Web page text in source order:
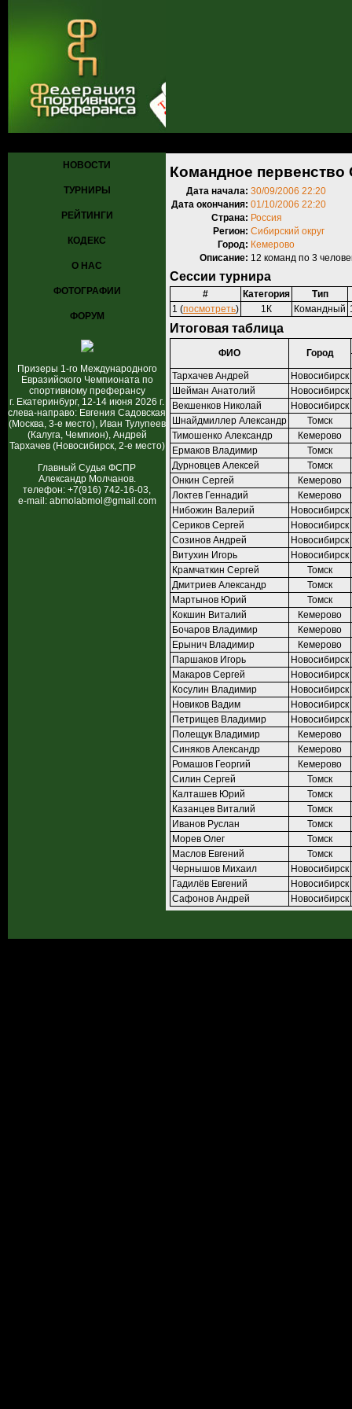
НОВОСТИ
ТУРНИРЫ
РЕЙТИНГИ
КОДЕКС
О НАС
ФОТОГРАФИИ
ФОРУМ
Призеры 1-го Международного
Евразийского Чемпионата по
спортивному преферансу
г. Екатеринбург, 12-14 июня 2026 г.
слева-направо: Евгения Садовская
(Москва, 3-е место), Иван Тулупеев
(Калуга, Чемпион), Андрей
Тархачев (Новосибирск, 2-е место)
Главный Судья ФСПР
Александр Молчанов.
телефон: +7(916) 742-16-03,
e-mail: abmolabmol@gmail.com
Командное первенство
Дата начала: 30/09/2006 22:20
Дата окончания: 01/10/2006 22:20
Страна: Россия
Регион: Сибирский округ
Город: Кемерово
Описание: 12 команд по 3
Сессии турнира
# Категория
Тип
1 (посмотреть) 1К Командный
Итоговая таблица
ФИО Город
Тархачев Андрей
Новосибирск
Шейман Анатолий
Новосибирск
Векшенков Николай
Новосибирск
Шнайдмиллер Александр
Томск
Тимошенко Александр
Кемерово
Ермаков Владимир
Томск
Дурновцев Алексей
Томск
Онкин Сергей
Кемерово
Локтев Геннадий
Кемерово
Нибожин Валерий
Новосибирск
Сериков Сергей
Новосибирск
Созинов Андрей
Новосибирск
Витухин Игорь
Новосибирск
Крамчаткин Сергей
Томск
Дмитриев Александр
Томск
Мартынов Юрий
Томск
Кокшин Виталий
Кемерово
Бочаров Владимир
Кемерово
Ерынич Владимир
Кемерово
Паршаков Игорь
Новосибирск
Макаров Сергей
Новосибирск
Косулин Владимир
Новосибирск
Новиков Вадим
Новосибирск
Петрищев Владимир
Новосибирск
Полещук Владимир
Кемерово
Синяков Александр
Кемерово
Ромашов Георгий
Кемерово
Силин Сергей
Томск
Калташев Юрий
Томск
Казанцев Виталий
Томск
Иванов Руслан
Томск
Морев Олег
Томск
Маслов Евгений
Томск
Чернышов Михаил
Новосибирск
Гадилёв Евгений
Новосибирск
Сафонов Андрей
Новосибирск